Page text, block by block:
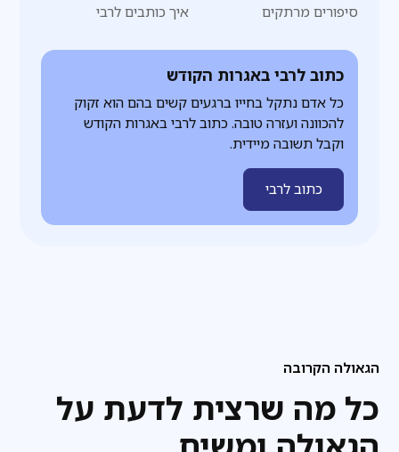
סיפורים מרתקים איך כותבים לרבי
כתוב לרבי באגרות הקודש
כל אדם נתקל בחייו ברגעים קשים בהם הוא זקוק
להכוונה ועזרה טובה. כתוב לרבי באגרות הקודש
וקבל תשובה מיידית.
כתוב לרבי
הגאולה הקרובה
כל מה שרצית לדעת על